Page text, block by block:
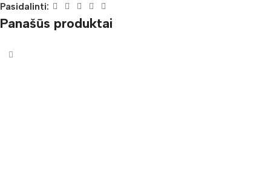
Pasidalinti:
Panašūs produktai